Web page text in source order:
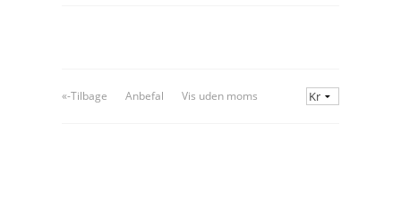
«-Tilbage Anbefal Vis uden moms